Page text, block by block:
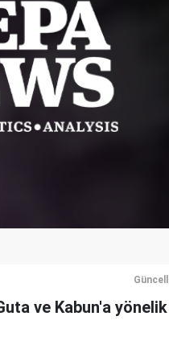
ve Kabun'a yönelik